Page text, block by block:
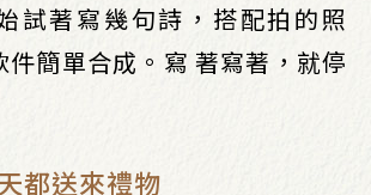
試著寫幾句詩，搭配拍的照
件簡單合成。寫 著寫著，就停
都送來禮物